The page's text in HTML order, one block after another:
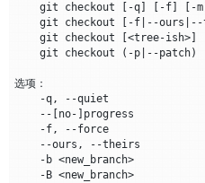
    git checkout
-q] -f] -m]
    git checkout
-f| --ours --
    git checkout
<tree-ish>]
    git checkout
( -p| --patch)
-q, --
    --
no-
-f, --
--ours, --
-b
-B